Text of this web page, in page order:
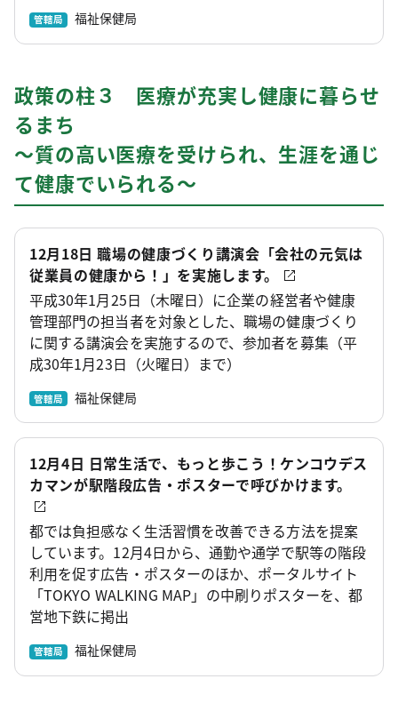
管轄局 福祉保健局
政策の柱３ 医療が充実し健康に暮らせ
るまち
～質の高い医療を受けられ、生涯を通じ
て健康でいられる～
12月18日 職場の健康づくり講演会「会社の元気は
従業員の健康から！」を実施します。
平成30年1月25日（木曜日）に企業の経営者や健康
管理部門の担当者を対象とした、職場の健康づくり
に関する講演会を実施するので、参加者を募集（平
成30年1月23日（火曜日）まで）
管轄局 福祉保健局
12月4日 日常生活で、もっと歩こう！ケンコウデス
カマンが駅階段広告・ポスターで呼びかけます。
都では負担感なく生活習慣を改善できる方法を提案
しています。12月4日から、通勤や通学で駅等の階段
利用を促す広告・ポスターのほか、ポータルサイト
「TOKYO WALKING MAP」の中刷りポスターを、都
営地下鉄に掲出
管轄局 福祉保健局